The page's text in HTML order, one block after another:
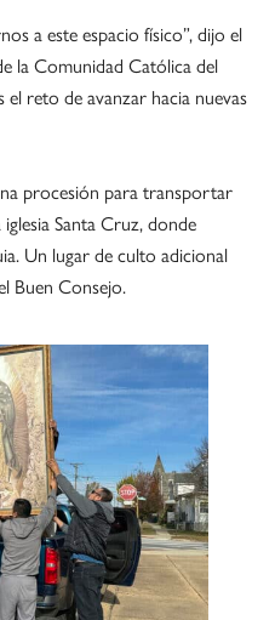
a este espacio físico”, dijo el
la Comunidad Católica del
reto de avanzar hacia nuevas
procesión para transportar
Santa Cruz, donde
Un lugar de culto adicional
Buen Consejo.